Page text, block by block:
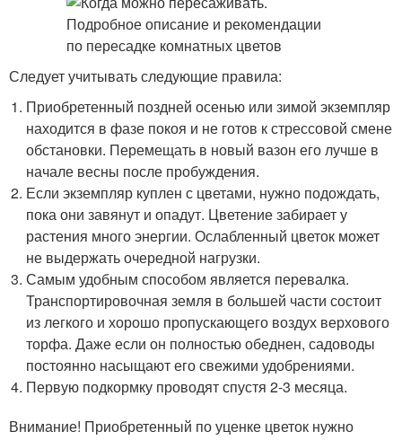
Следует учитывать следующие правила:
Приобретенный поздней осенью или зимой экземпляр
находится в фазе покоя и не готов к стрессовой смене
обстановки. Перемещать в новый вазон его лучше в
начале весны после пробуждения.
Если экземпляр куплен с цветами, нужно подождать,
пока они завянут и опадут. Цветение забирает у
растения много энергии. Ослабленный цветок может
не выдержать очередной нагрузки.
Самым удобным способом является перевалка.
Транспортировочная земля в большей части состоит
из легкого и хорошо пропускающего воздух верхового
торфа. Даже если он полностью обеднен, садоводы
постоянно насыщают его свежими удобрениями.
Первую подкормку проводят спустя 2-3 месяца.
Внимание! Приобретенный по уценке цветок нужно